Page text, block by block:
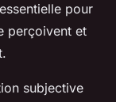
pour
perçoivent et
subjective